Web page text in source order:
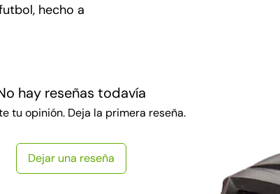
hecho a
hay reseñas todavía
tu opinión. Deja la primera reseña.
Dejar una reseña